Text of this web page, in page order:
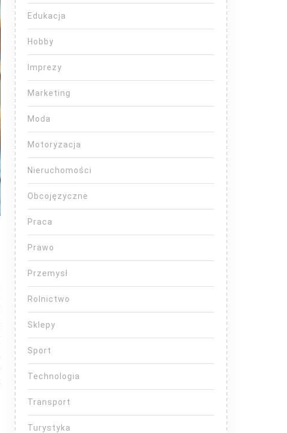
Edukacja
Hobby
Imprezy
Marketing
Moda
Motoryzacja
Nieruchomości
Obcojęzyczne
Praca
Prawo
Przemysł
Rolnictwo
Sklepy
Sport
Technologia
Transport
Turystyka